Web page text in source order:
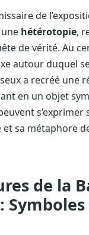
de
hétérotopie,
de vérité. Au
autour duquel
a recréé une
en un objet
s’exprimer
sa métaphore
de la